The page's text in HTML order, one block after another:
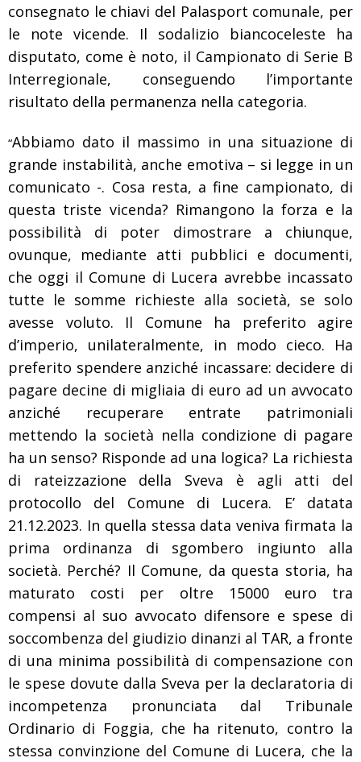
consegnato le chiavi del Palasport comunale, per
le note vicende. Il sodalizio biancoceleste ha
disputato, come è noto, il Campionato di Serie B
Interregionale, conseguendo l’importante
risultato della permanenza nella categoria.
“Abbiamo dato il massimo in una situazione di
grande instabilità, anche emotiva – si legge in un
comunicato -. Cosa resta, a fine campionato, di
questa triste vicenda? Rimangono la forza e la
possibilità di poter dimostrare a chiunque,
ovunque, mediante atti pubblici e documenti,
che oggi il Comune di Lucera avrebbe incassato
tutte le somme richieste alla società, se solo
avesse voluto. Il Comune ha preferito agire
d’imperio, unilateralmente, in modo cieco. Ha
preferito spendere anziché incassare: decidere di
pagare decine di migliaia di euro ad un avvocato
anziché recuperare entrate patrimoniali
mettendo la società nella condizione di pagare
ha un senso? Risponde ad una logica? La richiesta
di rateizzazione della Sveva è agli atti del
protocollo del Comune di Lucera. E’ datata
21.12.2023. In quella stessa data veniva firmata la
prima ordinanza di sgombero ingiunto alla
società. Perché? Il Comune, da questa storia, ha
maturato costi per oltre 15000 euro tra
compensi al suo avvocato difensore e spese di
soccombenza del giudizio dinanzi al TAR, a fronte
di una minima possibilità di compensazione con
le spese dovute dalla Sveva per la declaratoria di
incompetenza pronunciata dal Tribunale
Ordinario di Foggia, che ha ritenuto, contro la
stessa convinzione del Comune di Lucera, che la